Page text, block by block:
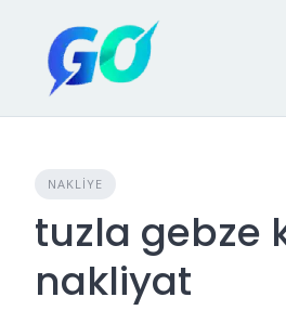
NAKLIYE
tuzla gebze
nakliyat